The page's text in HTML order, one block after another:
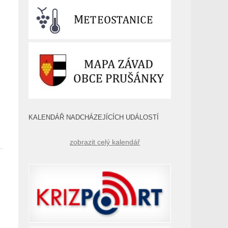
KALENDÁŘ NADCHÁZEJÍCÍCH UDÁLOSTÍ
zobrazit celý kalendář